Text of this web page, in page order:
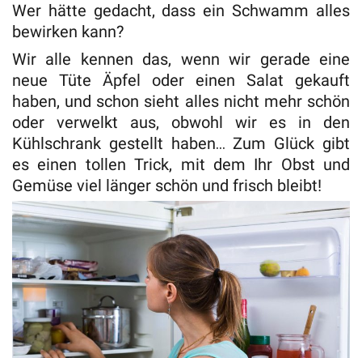
Wer hätte gedacht, dass ein Schwamm alles
bewirken kann?
Wir alle kennen das, wenn wir gerade eine
neue Tüte Äpfel oder einen Salat gekauft
haben, und schon sieht alles nicht mehr schön
oder verwelkt aus, obwohl wir es in den
Kühlschrank gestellt haben… Zum Glück gibt
es einen tollen Trick, mit dem Ihr Obst und
Gemüse viel länger schön und frisch bleibt!